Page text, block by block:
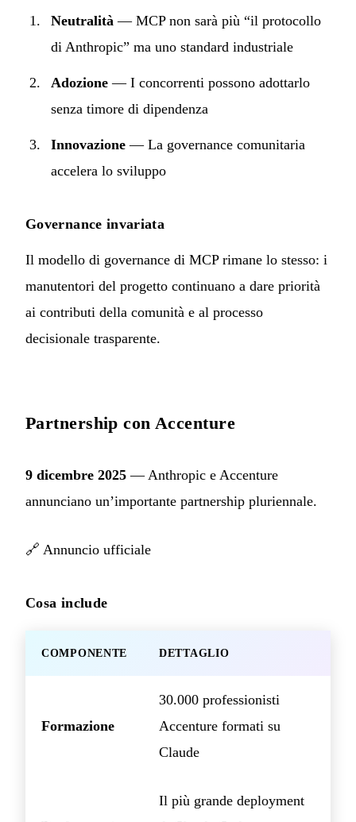
Neutralità — MCP non sarà più “il protocollo
di Anthropic” ma uno standard industriale
Adozione — I concorrenti possono adottarlo
senza timore di dipendenza
Innovazione — La governance comunitaria
accelera lo sviluppo
Governance invariata
Il modello di governance di MCP rimane lo stesso: i
manutentori del progetto continuano a dare priorità
ai contributi della comunità e al processo
decisionale trasparente.
Partnership con Accenture
9 dicembre 2025 — Anthropic e Accenture
annunciano un’importante partnership pluriennale.
🔗 Annuncio ufficiale
Cosa include
COMPONENTE DETTAGLIO
Formazione
30.000 professionisti
Accenture formati su
Claude
Il più grande deployment